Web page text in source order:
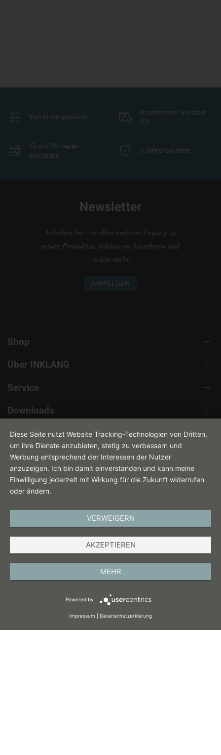
Von Ihnen gestaltet
Kostenfreier Versand
(D)
Gratis 30-tägige
Rückgabe
5 Jahre Garantie
Newsletter
Erhalten Sie vor allen anderen Zugang zu
neuen Produkten, exklusiven Angeboten und
vielem mehr.
ANMELDEN
Shop
Über INKLANG
Service
Downloads
Kontakt
Diese Seite nutzt Website Tracking-Technologien von Dritten,
um ihre Dienste anzubieten, stetig zu verbessern und
Werbung entsprechend der Interessen der Nutzer
anzuzeigen. Ich bin damit einverstanden und kann meine
Einwilligung jederzeit mit Wirkung für die Zukunft widerrufen
oder ändern.
VERWEIGERN
AKZEPTIEREN
MEHR
Powered by
Impressum Datenschutzerklärung